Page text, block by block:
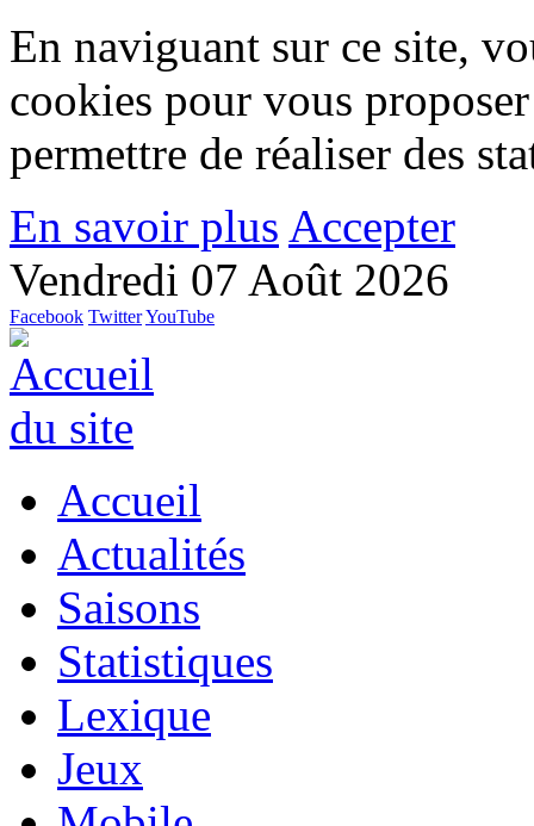
En naviguant sur ce site,
cookies pour vous
permettre de réaliser des
En savoir plus Accepter
Vendredi 07 Août 2026
Facebook TwitterYouTube
Accueil
Actualités
Saisons
Statistiques
Lexique
Jeux